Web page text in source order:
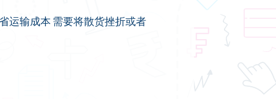
运输成本 需要将散货挫折或者